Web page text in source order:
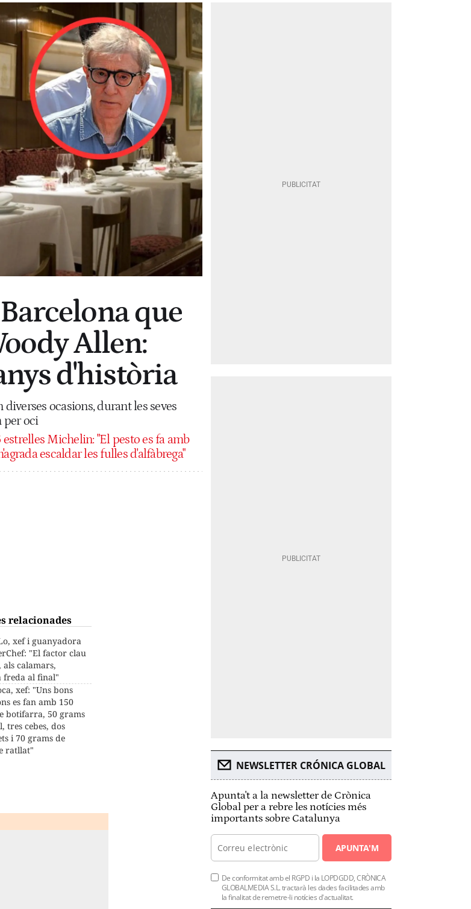
que
Allen:
d'història
ocasions, durant les seves
per oci
Michelin: "El pesto es fa amb
escaldar les fulles d'alfàbrega"
relacionades
xef i guanyadora
"El factor clau
als calamars,
freda al final"
xef: "Uns bons
es fan amb 150
botifarra, 50 grams
tres cebes, dos
i 70 grams de
ratllat"
NEWSLETTER CRÓNICA GLOBAL
Apunta't a la newsletter de Crònica
Global per a rebre les notícies més
importants sobre Catalunya
APUNTA'M
De conformitat amb el RGPD i la LOPDGDD, CRÒNICA
GLOBALMEDIA S.L. tractarà les dades facilitades amb
la finalitat de remetre-li notícies d'actualitat.